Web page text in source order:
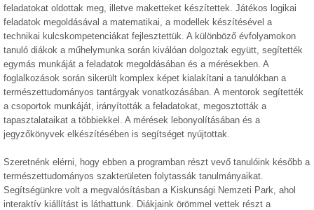
feladatokat oldottak meg, illetve maketteket készítettek. Játékos logikai
feladatok megoldásával a matematikai, a modellek készítésével a
technikai kulcskompetenciákat fejlesztettük. A különböző évfolyamokon
tanuló diákok a műhelymunka során kiválóan dolgoztak együtt, segítették
egymás munkáját a feladatok megoldásában és a mérésekben. A
foglalkozások során sikerült komplex képet kialakítani a tanulókban a
természettudományos tantárgyak vonatkozásában. A mentorok segítették
a csoportok munkáját, irányították a feladatokat, megosztották a
tapasztalataikat a többiekkel. A mérések lebonyolításában és a
jegyzőkönyvek elkészítésében is segítséget nyújtottak.
Szeretnénk elérni, hogy ebben a programban részt vevő tanulóink később a
természettudományos szakterületen folytassák tanulmányaikat.
Segítségünkre volt a megvalósításban a Kiskunsági Nemzeti Park, ahol
interaktív kiállítást is láthattunk. Diákjaink örömmel vettek részt a